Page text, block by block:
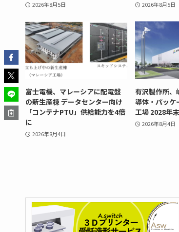
2026年8月5日 2026年8月5日
富士電機、マレーシアに配電盤
の新生産棟 データセンター向け
「コンテナPTU」供給能力を4倍
に
2026年8月4日
有沢製作所、
導体・パッケ
工場 2028年
2026年8月4日